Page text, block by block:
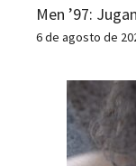
Men ’97:
6 de agosto de